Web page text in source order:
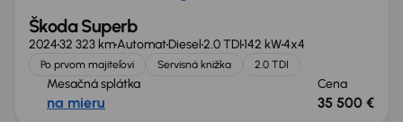
Škoda Superb
202432 323 kmAutomatDiesel2.0 TDI142 kW4x4
Po prvom majiteľovi Servisná knižka 2.0 TDI
Mesačná splátka
na mieru
Cena
35 500 €
Možnosť odpočtu DPH